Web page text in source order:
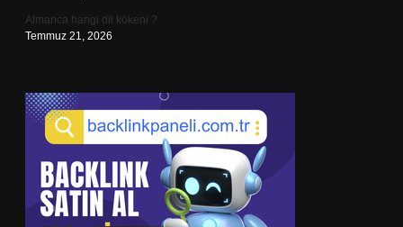
Almanca hangi dil kökeni ?
Temmuz 21, 2026